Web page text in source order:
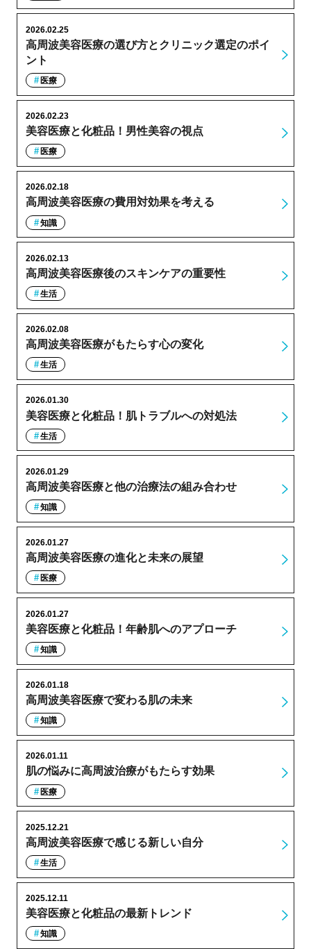
高周波美容医療の選び方とクリニック選定のポイ
ント
2026.02.25
医療
美容医療と化粧品！男性美容の視点
2026.02.23
医療
高周波美容医療の費用対効果を考える
2026.02.18
知識
高周波美容医療後のスキンケアの重要性
2026.02.13
生活
高周波美容医療がもたらす心の変化
2026.02.08
生活
美容医療と化粧品！肌トラブルへの対処法
2026.01.30
生活
高周波美容医療と他の治療法の組み合わせ
2026.01.29
知識
高周波美容医療の進化と未来の展望
2026.01.27
医療
美容医療と化粧品！年齢肌へのアプローチ
2026.01.27
知識
高周波美容医療で変わる肌の未来
2026.01.18
知識
肌の悩みに高周波治療がもたらす効果
2026.01.11
医療
高周波美容医療で感じる新しい自分
2025.12.21
生活
美容医療と化粧品の最新トレンド
2025.12.11
知識